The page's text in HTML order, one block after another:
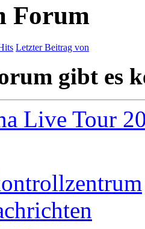
Forum
Letzter Beitrag von
gibt es
Live Tour